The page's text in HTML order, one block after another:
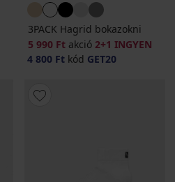
3PACK Hagrid bokazokni
5 990 Ft akció 2+1 INGYEN
4 800 Ft kód GET20